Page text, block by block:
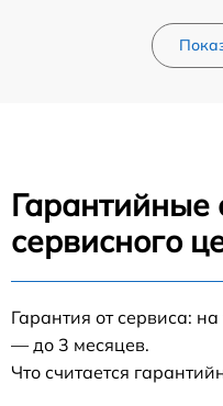
Гарантийные
сервисного
Гарантия от сервиса:
— до 3 месяцев.
Что считается